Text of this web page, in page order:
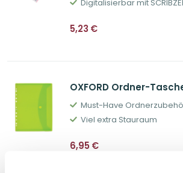
Digitalisierbar mit
5,23 €
OXFORD Ordner-
Must-Have
Viel extra Stauraum
6,95€